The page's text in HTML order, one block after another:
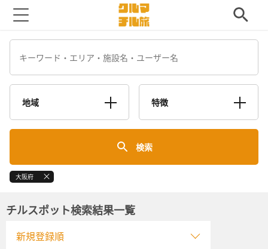
地域 特徴
検索
大阪府
チルスポット検索結果一覧
新規登録順